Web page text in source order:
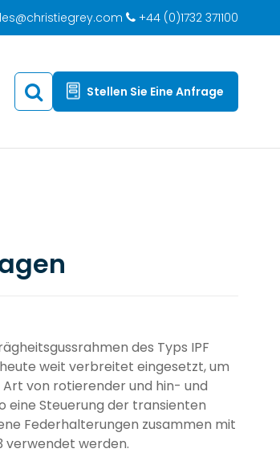
+44 (0)1732 371100
Stellen Sie Eine Anfrage
des Typs IPF
weit verbreitet eingesetzt, um
von rotierender und hin- und
eine Steuerung der transienten
Federhalterungen zusammen mit
verwendet werden.